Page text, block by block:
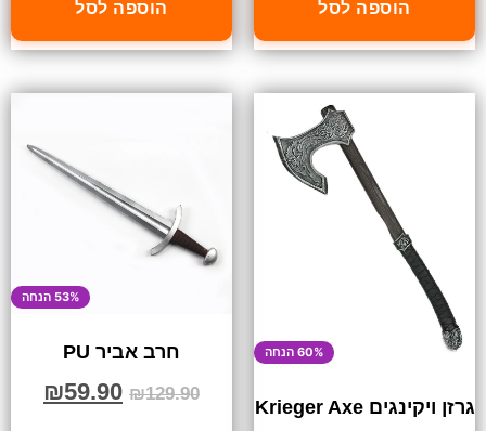
הוספה לסל הוספה לסל
60% הנחה
גרזן ויקינגים Krieger Axe
53% הנחה
חרב אביר PU
₪129.90
₪59.90